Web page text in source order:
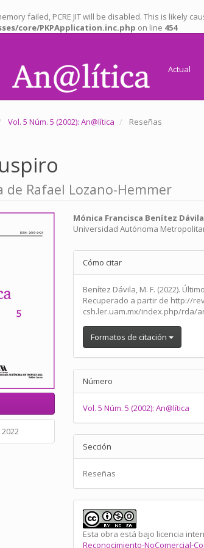
failed, PCRE JIT will be disabled. This is
core/PKPApplication.inc.php on line 454
Actual
Vol. 5 Núm. 5 (2002): An@lítica Reseñas
de Rafael Lozano-Hemmer
Contenido
principal
del
artículo
Mónica Francisca Benítez Dávila
Universidad Autónoma
Detalles
del
artículo
Cómo citar
Benítez Dávila, M. F. (2022).
Recuperado a partir de http://
csh.ler.uam.mx/index.php/rda/
Formatos de citación
Número
Vol. 5 Núm. 5 (2002): An@lítica
Sección
Reseñas
Esta obra está bajo licencia
Reconocimiento-NoComercial-